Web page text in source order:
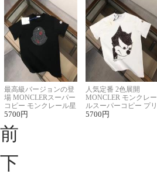
最高級バージョンの登
場 MONCLERスーパー
コピー モンクレール星
座半袖Tシャツ
5700 円
人気定番 2色展開
MONCLER モンクレー
ルスーパーコピー プリ
ント半袖Tシャツ
5700 円
前
下